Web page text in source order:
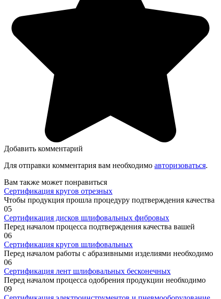
Добавить комментарий
Для отправки комментария вам необходимо авторизоваться.
Вам также может понравиться
Сертификация кругов отрезных
Чтобы продукция прошла процедуру подтверждения качества
05
Сертификация дисков шлифовальных фибровых
Перед началом процесса подтверждения качества вашей
06
Сертификация кругов шлифовальных
Перед началом работы с абразивными изделиями необходимо
06
Сертификация лент шлифовальных бесконечных
Перед началом процесса одобрения продукции необходимо
09